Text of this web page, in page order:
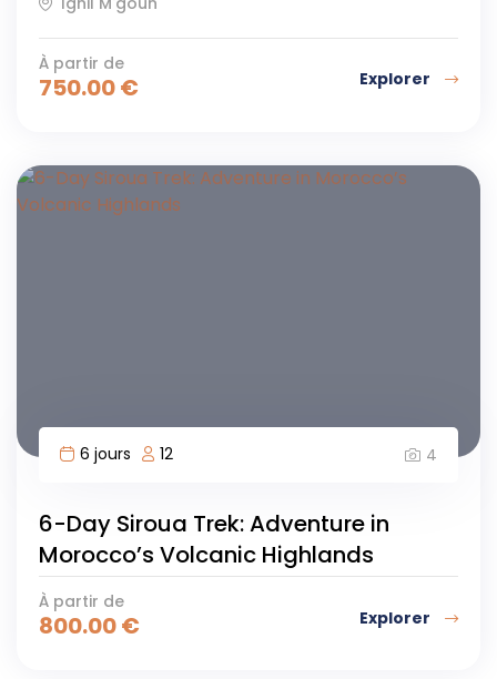
À partir de
750.00€ Explorer
6 jours 12 4
6-Day Siroua Trek: Adventure in
Morocco’s Volcanic Highlands
À partir de
800.00€ Explorer